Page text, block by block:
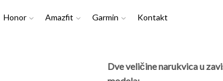
Honor Amazfit Garmin Kontakt
Dve veličine narukvica u